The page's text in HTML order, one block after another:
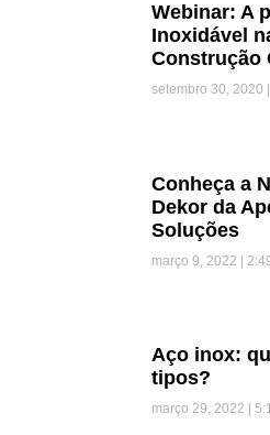
Webinar: A
Inoxidável
Construção
setembro 30, 2020
Conheça a
Dekor da
Soluções
março 9, 2022
Aço inox:
tipos?
março 29, 2022